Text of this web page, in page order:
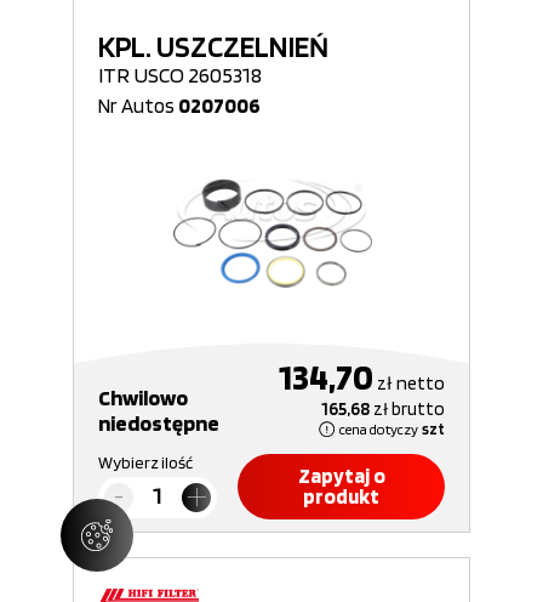
KPL. USZCZELNIEŃ
ITR USCO 2605318
Nr Autos 0207006
Chwilowo
niedostępne
134,70 złnetto
165,68 złbrutto
cena dotyczy szt
Wybierz ilość
Zapytaj o
produkt